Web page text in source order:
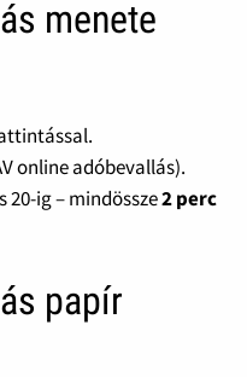
menete
online adóbevallás).
20-ig – mindössze2 perc
papír